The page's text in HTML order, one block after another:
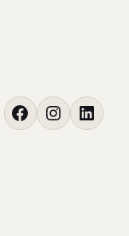
Facebook Instagram LinkedIn